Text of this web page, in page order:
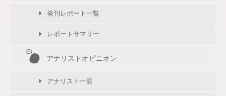
発刊レポート一覧
レポートサマリー
アナリストオピニオン
アナリスト一覧